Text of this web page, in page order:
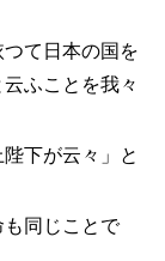
て日本の国を
ふことを我々
下が云々」と
同じことで